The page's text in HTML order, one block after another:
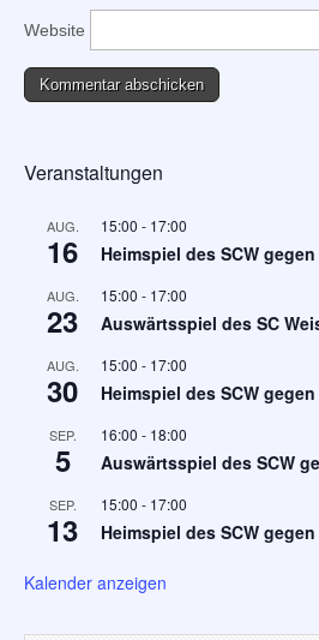
Website
Veranstaltungen
AUG.
16
15:00 - 17:00
Heimspiel des SCW
AUG.
23
15:00 - 17:00
Auswärtsspiel des SC
AUG.
30
15:00 - 17:00
Heimspiel des SCW
SEP.
5
16:00 - 18:00
Auswärtsspiel des SCW
SEP.
13
15:00 - 17:00
Heimspiel des SCW
Kalender anzeigen